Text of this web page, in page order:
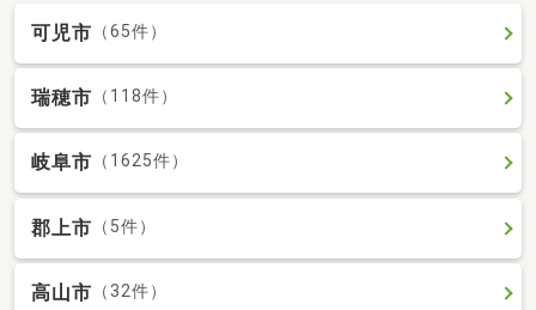
可児市 （65件）
瑞穂市 （118件）
岐阜市 （1625件）
郡上市 （5件）
高山市 （32件）